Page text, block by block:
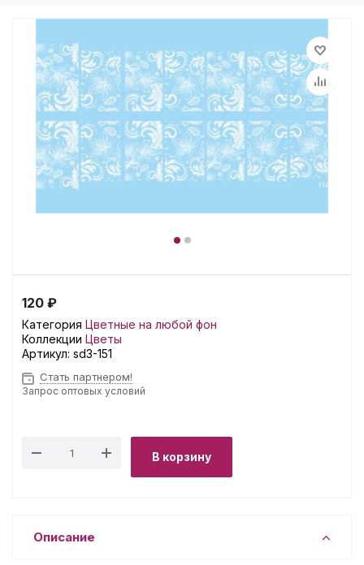
120 ₽
Категория Цветные на любой фон
Коллекции Цветы
Артикул: sd3-151
Стать партнером!
Запрос оптовых условий
В корзину
Описание